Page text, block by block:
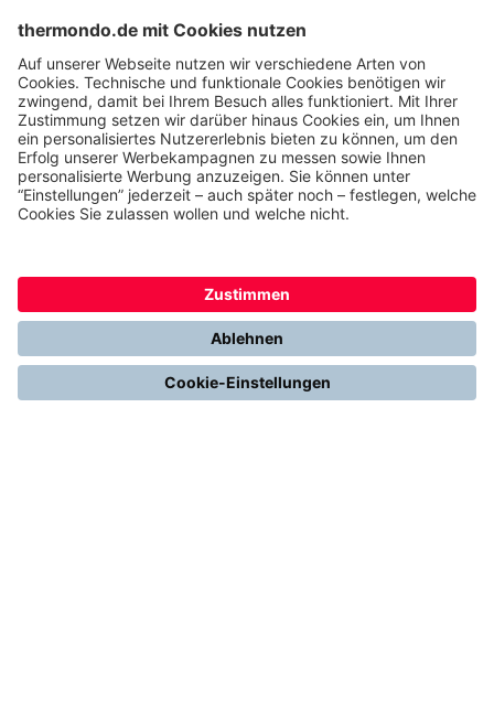
Erfahrungen & Storys unserer Kunden
Freunde empfehlen: 300 € Prämie sichern
Ethics & Compliance bei thermondo
FÜR SIE
Stromerzeugung mit Photovoltaik
Gesetze & Regelungen
Heizen mit Gas